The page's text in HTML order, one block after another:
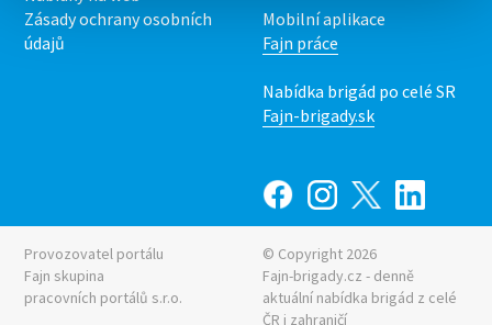
Zásady ochrany osobních
údajů
Mobilní aplikace
Fajn práce
Nabídka brigád po celé SR
Fajn-brigady.sk
Provozovatel portálu
Fajn skupina
pracovních portálů s.r.o.
© Copyright 2026
Fajn-brigady.cz - denně
aktuální nabídka brigád z celé
ČR i zahraničí